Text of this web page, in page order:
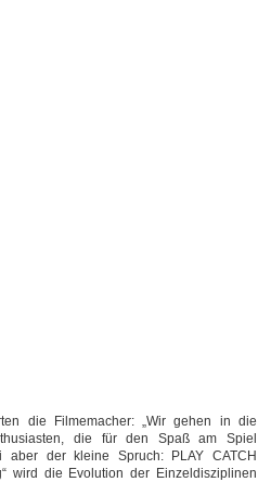
die Filmemacher: „Wir gehen in die
die für den Spaß am Spiel
aber der kleine Spruch: PLAY CATCH
wird die Evolution der Einzeldisziplinen